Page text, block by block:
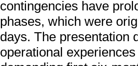
contingencies have
phases, which were
days. The presentation
operational